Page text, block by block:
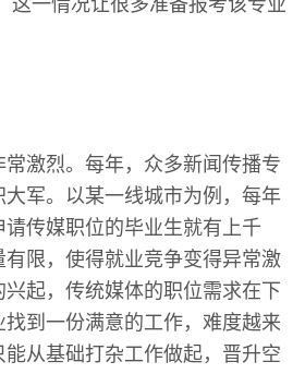
这一情况让很多准备报考该专业
激烈。每年，众多新闻传播专
军。以某一线城市为例，每年
传媒职位的毕业生就有上千
限，使得就业竞争变得异常激
起，传统媒体的职位需求在下
找到一份满意的工作，难度越来
从基础打杂工作做起，晋升空